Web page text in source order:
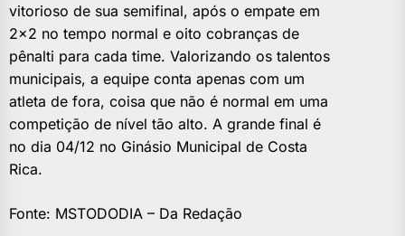
vitorioso de sua semifinal, após o empate em
2×2 no tempo normal e oito cobranças de
pênalti para cada time. Valorizando os talentos
municipais, a equipe conta apenas com um
atleta de fora, coisa que não é normal em uma
competição de nível tão alto. A grande final é
no dia 04/12 no Ginásio Municipal de Costa
Rica.
Fonte: MSTODODIA – Da Redação